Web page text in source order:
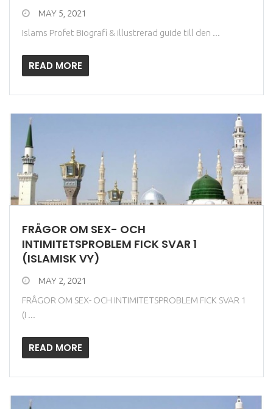
MAY 5, 2021
Islams Profet Biografi & illustrerad guide till den ...
READ MORE
FRÅGOR OM SEX- OCH
INTIMITETSPROBLEM FICK SVAR 1
(ISLAMISK VY)
MAY 2, 2021
FRÅGOR OM SEX- OCH INTIMITETSPROBLEM FICK SVAR 1
(I ...
READ MORE